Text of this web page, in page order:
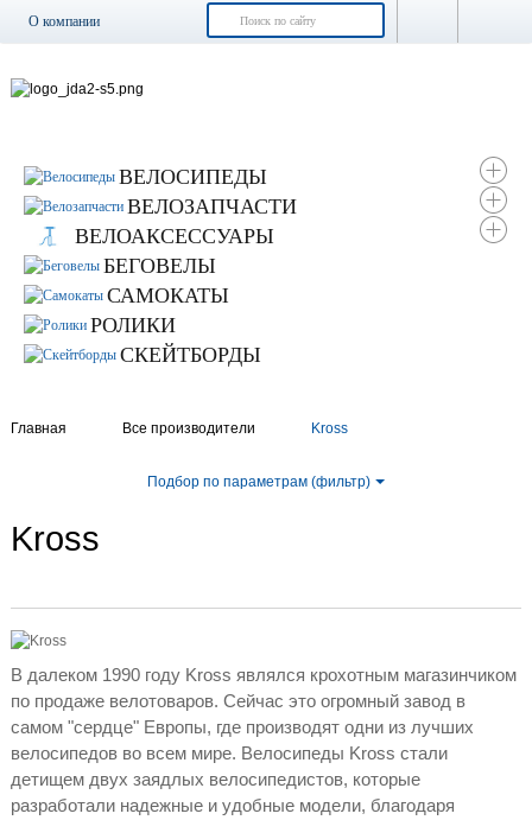
О компании
Новости
ВЕЛОСИПЕДЫ
ВЕЛОЗАПЧАСТИ
ВЕЛОАКСЕССУАРЫ
БЕГОВЕЛЫ
САМОКАТЫ
РОЛИКИ
СКЕЙТБОРДЫ
Главная Все производители Kross
Подбор по параметрам (фильтр)
Kross
В далеком 1990 году Kross являлся крохотным магазинчиком
по продаже велотоваров. Сейчас это огромный завод в
самом "сердце" Европы, где производят одни из лучших
велосипедов во всем мире. Велосипеды Kross стали
детищем двух заядлых велосипедистов, которые
разработали надежные и удобные модели, благодаря